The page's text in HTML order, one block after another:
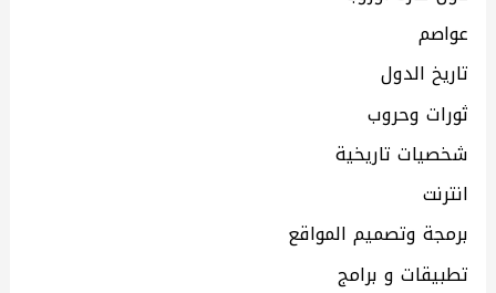
عواصم
تاريخ الدول
ثورات وحروب
شخصيات تاريخية
انترنت
برمجة وتصميم المواقع
تطبيقات و برامج